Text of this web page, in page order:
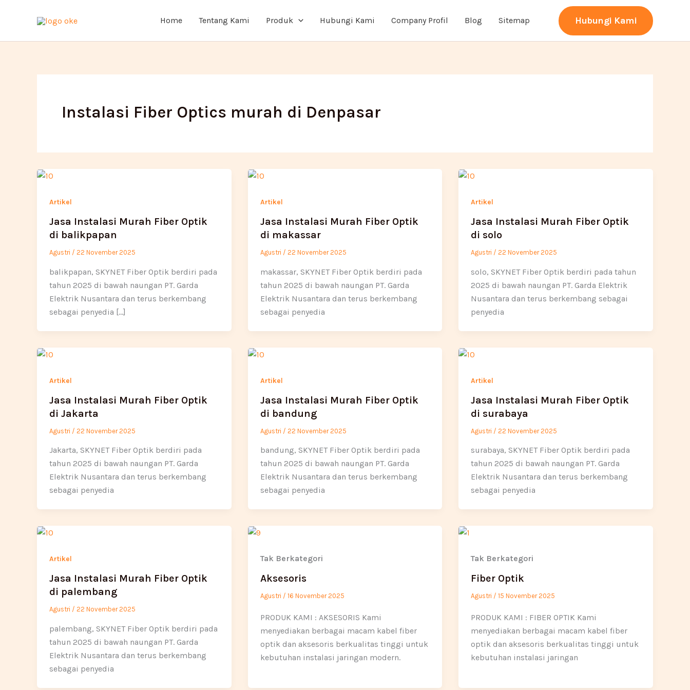
Home Tentang Kami Produk Hubungi Kami Company Profil Blog Sitemap Hubungi Kami
Instalasi Fiber Optics murah di Denpasar
Artikel
Jasa Instalasi Murah Fiber Optik
di balikpapan
Agustri / 22 November 2025
balikpapan, SKYNET Fiber Optik berdiri pada
tahun 2025 di bawah naungan PT. Garda
Elektrik Nusantara dan terus berkembang
sebagai penyedia […]
Artikel
Jasa Instalasi Murah Fiber Optik
di makassar
Agustri / 22 November 2025
makassar, SKYNET Fiber Optik berdiri pada
tahun 2025 di bawah naungan PT. Garda
Elektrik Nusantara dan terus berkembang
sebagai penyedia
Artikel
Jasa Instalasi Murah Fiber Optik
di solo
Agustri / 22 November 2025
solo, SKYNET Fiber Optik berdiri pada tahun
2025 di bawah naungan PT. Garda Elektrik
Nusantara dan terus berkembang sebagai
penyedia
Artikel
Jasa Instalasi Murah Fiber Optik
di Jakarta
Agustri / 22 November 2025
Jakarta, SKYNET Fiber Optik berdiri pada
tahun 2025 di bawah naungan PT. Garda
Elektrik Nusantara dan terus berkembang
sebagai penyedia
Artikel
Jasa Instalasi Murah Fiber Optik
di bandung
Agustri / 22 November 2025
bandung, SKYNET Fiber Optik berdiri pada
tahun 2025 di bawah naungan PT. Garda
Elektrik Nusantara dan terus berkembang
sebagai penyedia
Artikel
Jasa Instalasi Murah Fiber Optik
di surabaya
Agustri / 22 November 2025
surabaya, SKYNET Fiber Optik berdiri pada
tahun 2025 di bawah naungan PT. Garda
Elektrik Nusantara dan terus berkembang
sebagai penyedia
Artikel
Jasa Instalasi Murah Fiber Optik
di palembang
Agustri / 22 November 2025
palembang, SKYNET Fiber Optik berdiri pada
tahun 2025 di bawah naungan PT. Garda
Elektrik Nusantara dan terus berkembang
sebagai penyedia
Tak Berkategori
Aksesoris
Agustri / 16 November 2025
PRODUK KAMI : AKSESORIS Kami
menyediakan berbagai macam kabel fiber
optik dan aksesoris berkualitas tinggi untuk
kebutuhan instalasi jaringan modern.
Tak Berkategori
Fiber Optik
Agustri /15 November 2025
PRODUK KAMI : FIBER OPTIK Kami
menyediakan berbagai macam kabel fiber
optik dan aksesoris berkualitas tinggi untuk
kebutuhan instalasi jaringan